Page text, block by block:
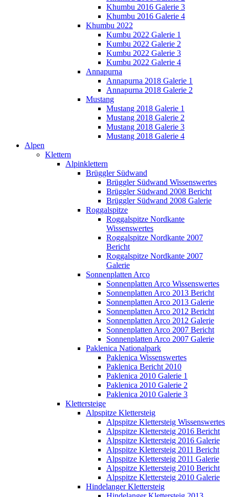
Khumbu 2016 Galerie 3
Khumbu 2016 Galerie 4
Khumbu 2022
Kumbu 2022 Galerie 1
Kumbu 2022 Galerie 2
Kumbu 2022 Galerie 3
Kumbu 2022 Galerie 4
Annapurna
Annapurna 2018 Galerie 1
Annapurna 2018 Galerie 2
Mustang
Mustang 2018 Galerie 1
Mustang 2018 Galerie 2
Mustang 2018 Galerie 3
Mustang 2018 Galerie 4
Alpen
Klettern
Alpinklettern
Brüggler Südwand
Brüggler Südwand Wissenswertes
Brüggler Südwand 2008 Bericht
Brüggler Südwand 2008 Galerie
Roggalspitze
Roggalspitze Nordkante
Wissenswertes
Roggalspitze Nordkante 2007
Bericht
Roggalspitze Nordkante 2007
Galerie
Sonnenplatten Arco
Sonnenplatten Arco Wissenswertes
Sonnenplatten Arco 2013 Bericht
Sonnenplatten Arco 2013 Galerie
Sonnenplatten Arco 2012 Bericht
Sonnenplatten Arco 2012 Galerie
Sonnenplatten Arco 2007 Bericht
Sonnenplatten Arco 2007 Galerie
Paklenica Nationalpark
Paklenica Wissenswertes
Paklenica Bericht 2010
Paklenica 2010 Galerie 1
Paklenica 2010 Galerie 2
Paklenica 2010 Galerie 3
Klettersteige
Alpspitze Klettersteig
Alpspitze Klettersteig Wissenswertes
Alpspitze Klettersteig 2016 Bericht
Alpspitze Klettersteig 2016 Galerie
Alpspitze Klettersteig 2011 Bericht
Alpspitze Klettersteig 2011 Galerie
Alpspitze Klettersteig 2010 Bericht
Alpspitze Klettersteig 2010 Galerie
Hindelanger Klettersteig